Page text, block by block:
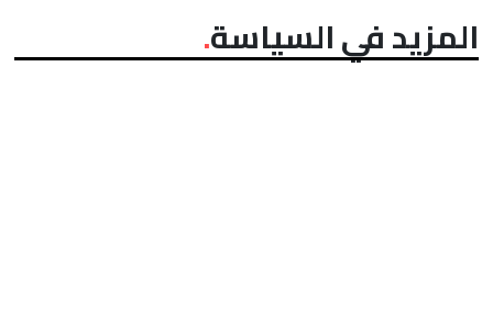
المزيد في السياسة